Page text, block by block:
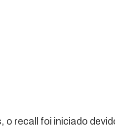
o recall foi iniciado